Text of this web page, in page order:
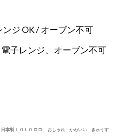
ジ OK / オーブン不可
レンジ、オーブン不可
日本製 ＬＯＬＯ ロロ おしゃれ かわいい きゅうす